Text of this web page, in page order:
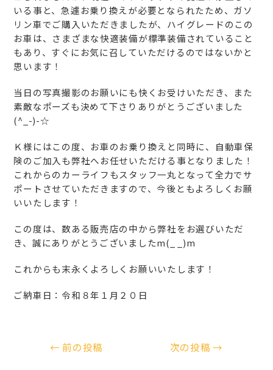
いる事と、急遽お乗り換えが必要となられたため、ガソ
リン車でご購入いただきましたが、ハイグレードのこの
お車は、さまざまな快適装備が標準装備されていること
もあり、すぐにお気に召していただけるのではないかと
思います！
当日の写真撮影のお願いにも快くお受けいただき、また
素敵なポーズも決めて下さりありがとうございました
(^_-)-☆
Ｋ様にはこの度、お車のお乗り換えと同時に、自動車保
険のご加入も弊社へお任せいただける事となりました！
これからのカーライフもスタッフ一丸となって全力でサ
ポートさせていただきますので、今後ともよろしくお願
いいたします！
この度は、数ある販売店の中から弊社をお選びいただ
き、誠にありがとうございましたm(_ _)m
これからも末永くよろしくお願いいたします！
ご納車日：令和８年１月２０日
← 前の投稿 次の投稿→